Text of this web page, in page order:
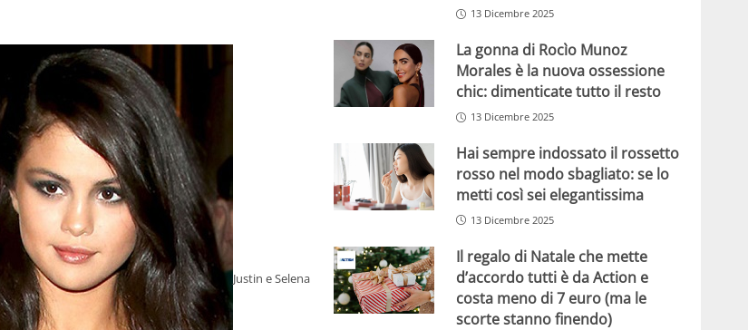
Justin e Selena
13 Dicembre 2025
La gonna di Rocìo Munoz
Morales è la nuova ossessione
chic: dimenticate tutto il resto
13 Dicembre 2025
Hai sempre indossato il rossetto
rosso nel modo sbagliato: se lo
metti così sei elegantissima
13 Dicembre 2025
Il regalo di Natale che mette
d’accordo tutti è da Action e
costa meno di 7 euro (ma le
scorte stanno finendo)